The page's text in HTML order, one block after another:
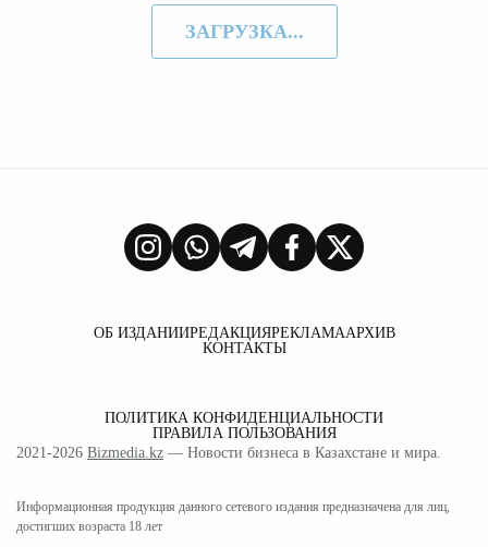
ЗАГРУЗКА...
ОБ ИЗДАНИИРЕДАКЦИЯРЕКЛАМААРХИВ
КОНТАКТЫ
ПОЛИТИКА КОНФИДЕНЦИАЛЬНОСТИ
ПРАВИЛА ПОЛЬЗОВАНИЯ
2021-2026 Bizmedia.kz — Новости бизнеса в Казахстане и мира.
Информационная продукция данного сетевого издания предназначена для лиц,
достигших возраста 18 лет